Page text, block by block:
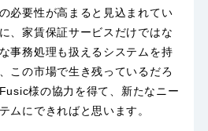
必要性が高まると見込まれてい
、家賃保証サービスだけではな
事務処理も扱えるシステムを持
この市場で生き残っているだろ
様の協力を得て、新たなニー
ムにできればと思います。